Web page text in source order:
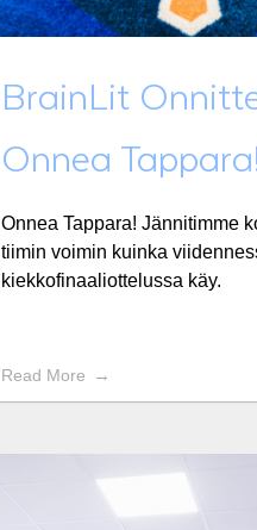
BrainLit
Onnea
Onnea Tappara! Jännitimme
tiimin voimin kuinka
kiekkofinaaliottelussa käy.
Read More